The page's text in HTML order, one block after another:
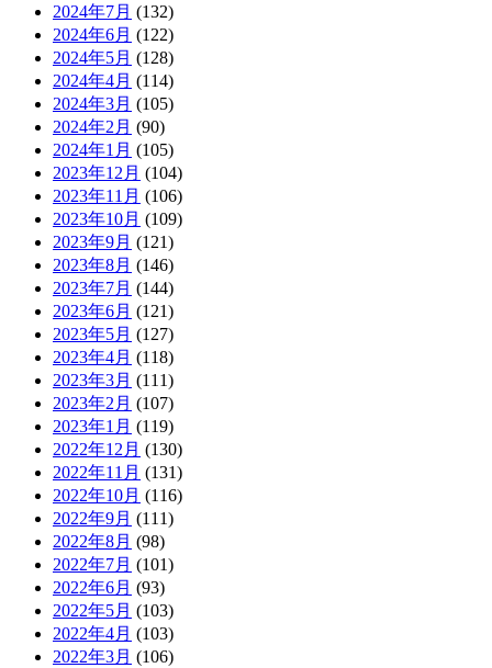
2024年7月 (132)
2024年6月 (122)
2024年5月 (128)
2024年4月 (114)
2024年3月 (105)
2024年2月 (90)
2024年1月 (105)
2023年12月 (104)
2023年11月 (106)
2023年10月 (109)
2023年9月 (121)
2023年8月 (146)
2023年7月 (144)
2023年6月 (121)
2023年5月 (127)
2023年4月 (118)
2023年3月 (111)
2023年2月 (107)
2023年1月 (119)
2022年12月 (130)
2022年11月 (131)
2022年10月 (116)
2022年9月 (111)
2022年8月 (98)
2022年7月 (101)
2022年6月 (93)
2022年5月 (103)
2022年4月 (103)
2022年3月 (106)